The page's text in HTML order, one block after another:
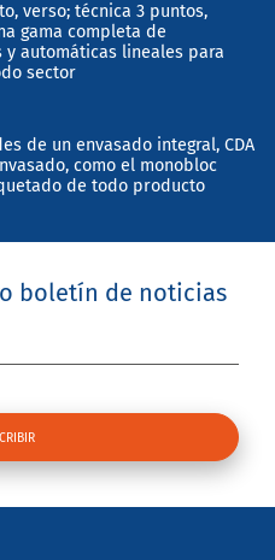
verso; técnica 3 puntos,
gama completa de
automáticas lineales para
sector
de un envasado integral, CDA
como el monobloc
de todo producto
boletín de noticias